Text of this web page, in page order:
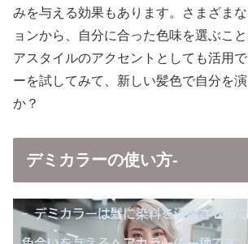
みを与える効果もあります。さまざま
ョンから、自分に合った色味を選ぶこ
アスタイルのアクセントとしても活用
ーを試してみて、新しい髪色で自分を
か？
デミカラーの使い方-